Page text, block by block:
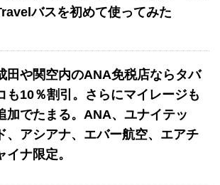
バスを初めて使ってみた
田や関空内のANA免税店ならタバ
も10％割引。さらにマイレージも
加でたまる。ANA、ユナイテッ
、アシアナ、エバー航空、エアチ
イナ限定。